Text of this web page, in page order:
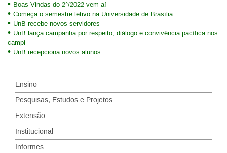
Boas-Vindas do 2°/2022 vem aí
Começa o semestre letivo na Universidade de Brasília
UnB recebe novos servidores
UnB lança campanha por respeito, diálogo e convivência pacífica nos
campi
UnB recepciona novos alunos
Ensino
Pesquisas, Estudos e Projetos
Extensão
Institucional
Informes